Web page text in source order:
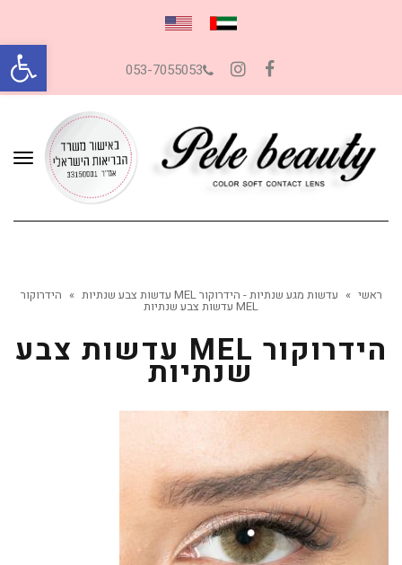
פתח 053-7055053
ראשי » עדשות מגע שנתיות - הידרוקור MEL עדשות צבע שנתיות » הידרוקור
MEL עדשות צבע שנתיות
הידרוקור MEL עדשות צבע
שנתיות